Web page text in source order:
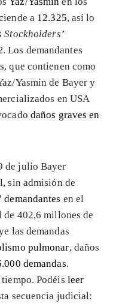
a 12.325, así lo
Stockholders’
. Los demandantes
que contienen como
Yasmin de Bayer y
en USA
daños graves en
de julio Bayer
sin admisión de
demandantes en el
402,6 millones de
las demandas
pulmonar, daños
demandas.
tiempo. Podéis leer
secuencia judicial: